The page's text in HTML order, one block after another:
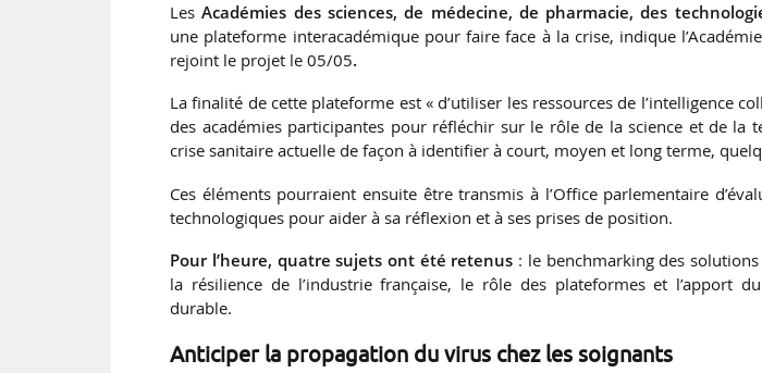
LesAcadémies des sciences, de médecine, de pharmacie, des
une plateforme interacadémique pour faire face à la crise, indique
rejoint le projet le 05/05.
La finalité de cette plateforme est « d’utiliser les ressources de l’intelligence
des académies participantes pour réfléchir sur le rôle de la science et de la
crise sanitaire actuelle de façon à identifier à court, moyen et long terme,
Ces éléments pourraient ensuite être transmis à l’Office parlementaire
technologiques pour aider à sa réflexion et à ses prises de position.
Pour l’heure, quatre sujets ont été retenus : le benchmarking des
la résilience de l’industrie française, le rôle des plateformes et l’apport
durable.
Anticiper la propagation du virus chez les soignants